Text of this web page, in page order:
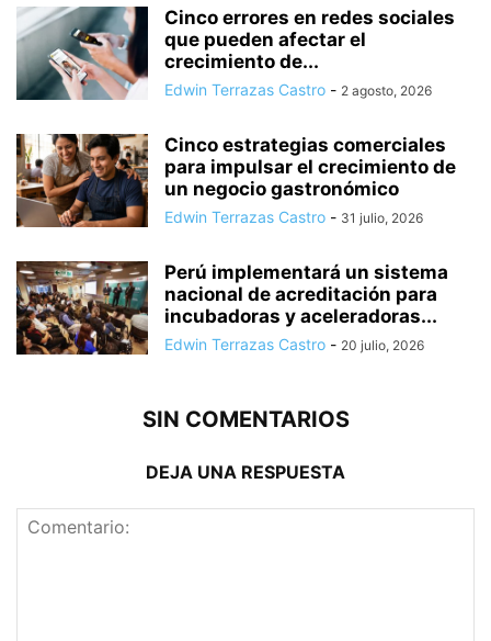
Cinco errores en redes sociales
que pueden afectar el
crecimiento de...
Edwin Terrazas Castro - 2 agosto, 2026
Cinco estrategias comerciales
para impulsar el crecimiento de
un negocio gastronómico
Edwin Terrazas Castro - 31 julio, 2026
Perú implementará un sistema
nacional de acreditación para
incubadoras y aceleradoras...
Edwin Terrazas Castro - 20 julio, 2026
SIN COMENTARIOS
DEJA UNA RESPUESTA